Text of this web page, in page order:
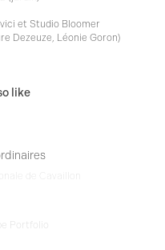
et Studio Bloomer
Dezeuze, Léonie Goron)
like
de Cavaillon
Portfolio